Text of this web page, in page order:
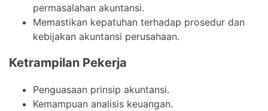
permasalahan akuntansi.
Memastikan kepatuhan terhadap prosedur dan
kebijakan akuntansi perusahaan.
Ketrampilan Pekerja
Penguasaan prinsip akuntansi.
Kemampuan analisis keuangan.